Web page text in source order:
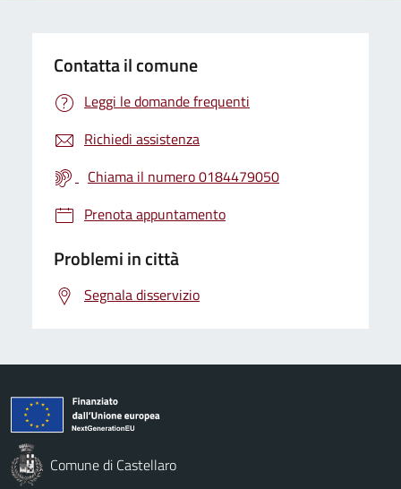
Contatta il comune
Leggi le domande frequenti
Richiedi assistenza
Chiama il numero 0184479050
Prenota appuntamento
Problemi in città
Segnala disservizio
Comune di Castellaro